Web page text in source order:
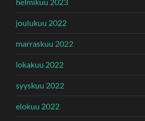
joulukuu 2022
marraskuu 2022
lokakuu 2022
syyskuu 2022
elokuu 2022